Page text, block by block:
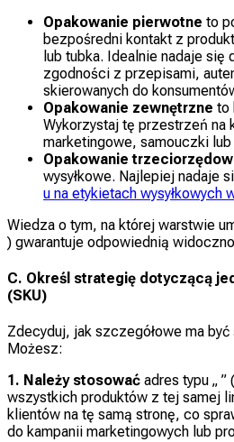
Opakowanie pierwotne to
bezpośredni kontakt z
lub tubka. Idealnie nadaje
zgodności z przepisami,
skierowanych do
Opakowanie zewnętrzne to
Wykorzystaj tę przestrzeń na
marketingowe, samouczki
Opakowanie
wysyłkowe. Najlepiej nadaje
u na etykietach wysyłkowych
Wiedza o tym, na której warstwie
) gwarantuje odpowiednią
C. Określ strategię dotyczącą
(SKU)
Zdecyduj, jak szczegółowe ma
Możesz:
1. Należy stosować adres typu „ ”
wszystkich produktów z tej samej
klientów na tę samą stronę, co
do kampanii marketingowych lub